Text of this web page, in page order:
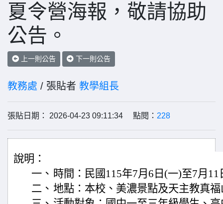
夏令營海報，敬請協助
公告。
上一則公告 下一則公告
教務處 / 張貼者 教學組長
張貼日期： 2026-04-23 09:11:34 點閱： 228
說明：
一、 時間：民國115年7月6日(一)至7月
二、 地點：本校、美濃景點及天主教真